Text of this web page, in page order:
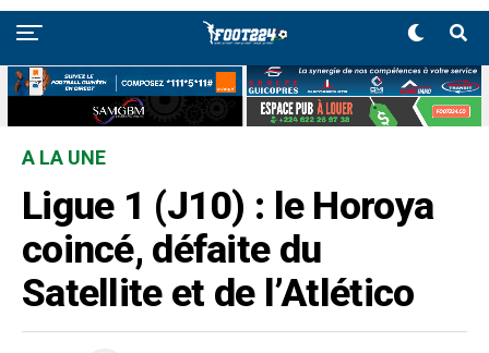
A LA UNE
Ligue 1 (J10) : le Horoya
coincé, défaite du
Satellite et de l’Atlético